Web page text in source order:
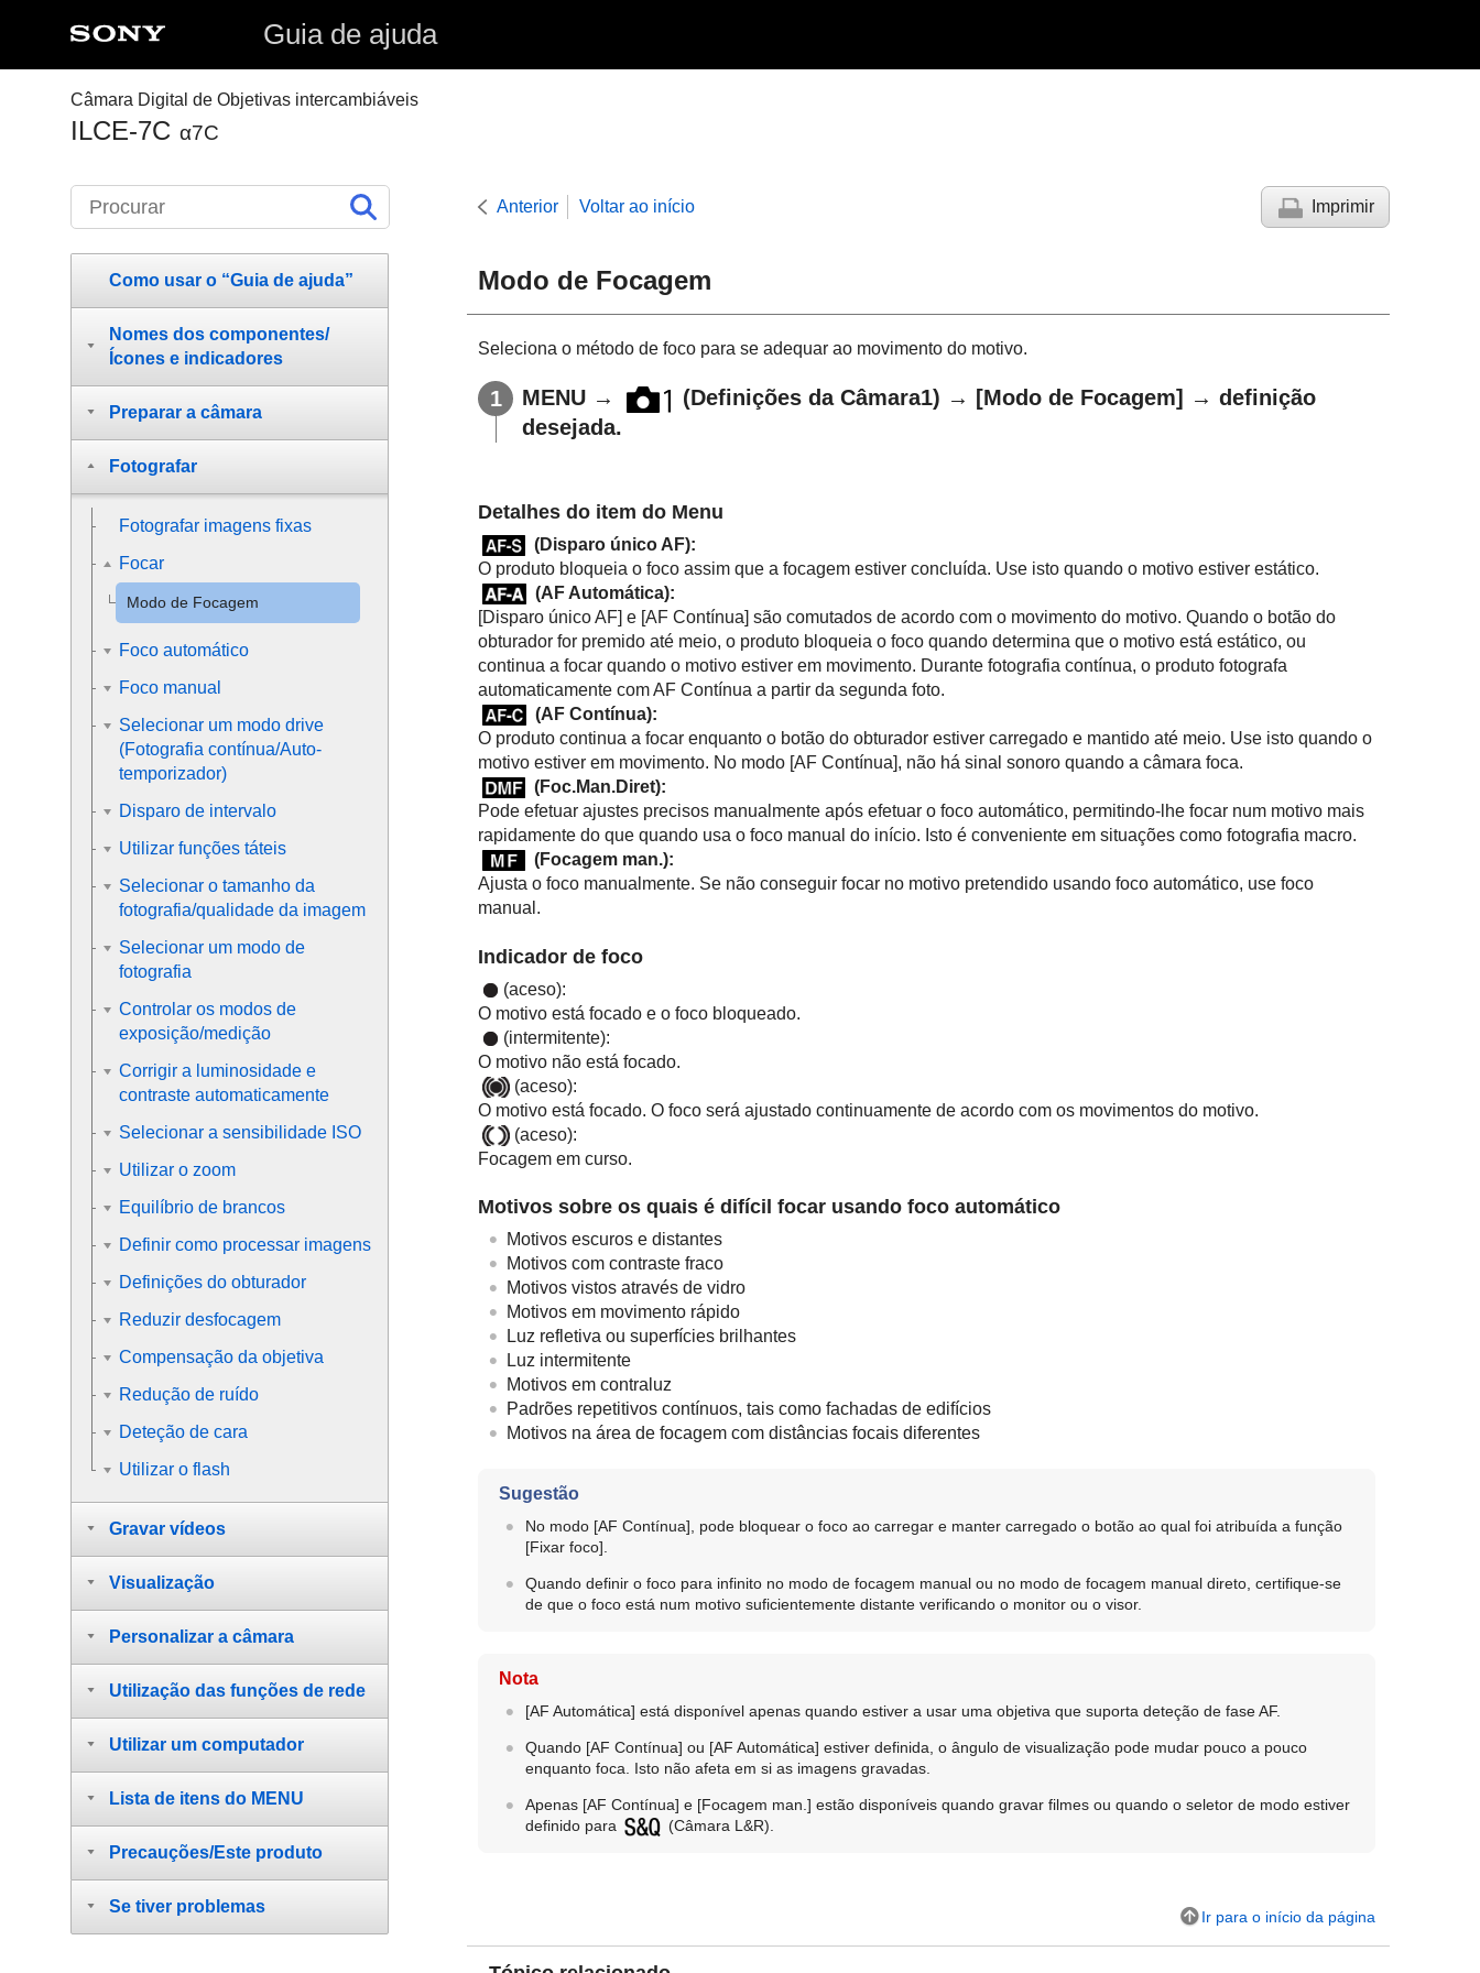
Guia de ajuda
Câmara Digital de Objetivas intercambiáveis
ILCE-7C α7C
Anterior Voltar ao início Imprimir
Modo de Focagem
Seleciona o método de foco para se adequar ao movimento do motivo.
MENU → (Definições da Câmara1) → [Modo de Focagem]
→ definição
desejada.
Detalhes do item do Menu
(Disparo único AF):
O produto bloqueia o foco assim que a focagem estiver concluída. Use isto quando o motivo estiver estático.
(AF Automática):
[Disparo único AF] e [AF Contínua] são comutados de acordo com o movimento do motivo. Quando o botão do
obturador for premido até meio, o produto bloqueia o foco quando determina que o motivo está estático, ou
continua a focar quando o motivo estiver em movimento. Durante fotografia contínua, o produto fotografa
automaticamente com AF Contínua a partir da segunda foto.
(AF Contínua):
O produto continua a focar enquanto o botão do obturador estiver carregado e mantido até meio. Use isto quando o
motivo estiver em movimento. No modo [AF Contínua], não há sinal sonoro quando a câmara foca.
(Foc.Man.Diret):
Pode efetuar ajustes precisos manualmente após efetuar o foco automático, permitindo-lhe focar num motivo mais
rapidamente do que quando usa o foco manual do início. Isto é conveniente em situações como fotografia macro.
(Focagem man.):
Ajusta o foco manualmente. Se não conseguir focar no motivo pretendido usando foco automático, use foco
manual.
Indicador de foco
(aceso):
O motivo está focado e o foco bloqueado.
(intermitente):
O motivo não está focado.
(aceso):
O motivo está focado. O foco será ajustado continuamente de acordo com os movimentos do motivo.
(aceso):
Focagem em curso.
Motivos sobre os quais é difícil focar usando foco automático
Motivos escuros e distantes
Motivos com contraste fraco
Motivos vistos através de vidro
Motivos em movimento rápido
Luz refletiva ou superfícies brilhantes
Luz intermitente
Motivos em contraluz
Padrões repetitivos contínuos, tais como fachadas de edifícios
Motivos na área de focagem com distâncias focais diferentes
Sugestão
No modo [AF Contínua] , pode bloquear o foco ao carregar e manter carregado o botão ao qual foi atribuída a função
[Fixar foco]
Quando definir o foco para infinito no modo de focagem manual ou no modo de focagem manual direto, certifique-se
de que o foco está num motivo suficientemente distante verificando o monitor ou o visor.
Nota
[AF Automática] está disponível apenas quando estiver a usar uma objetiva que suporta deteção de fase AF.
Quando [AF Contínua] ou [AF Automática] estiver definida, o ângulo de visualização pode mudar pouco a pouco
enquanto foca. Isto não afeta em si as imagens gravadas.
Apenas [AF Contínua] e [Focagem man.] estão disponíveis quando gravar filmes ou quando o seletor de modo estiver
definido para
(Câmara L&R).
Ir para o início da página
Como usar o “Guia de ajuda”
Nomes dos componentes/
Ícones e indicadores
Preparar a câmara
Fotografar
Fotografar imagens fixas
Focar
Modo de Focagem
Foco automático
Foco manual
Selecionar um modo drive
(Fotografia contínua/Auto-
temporizador)
Disparo de intervalo
Utilizar funções táteis
Selecionar o tamanho da
fotografia/qualidade da imagem
Selecionar um modo de
fotografia
Controlar os modos de
exposição/medição
Corrigir a luminosidade e
contraste automaticamente
Selecionar a sensibilidade ISO
Utilizar o zoom
Equilíbrio de brancos
Definir como processar imagens
Definições do obturador
Reduzir desfocagem
Compensação da objetiva
Redução de ruído
Deteção de cara
Utilizar o flash
Gravar vídeos
Visualização
Personalizar a câmara
Utilização das funções de rede
Utilizar um computador
Lista de itens do MENU
Precauções/Este produto
Se tiver problemas